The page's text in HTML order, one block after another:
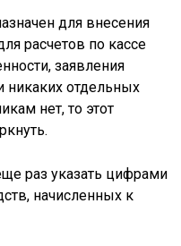
для внесения
расчетов по кассе
заявления
никаких отдельных
нет, то этот
раз указать цифрами
начисленных к